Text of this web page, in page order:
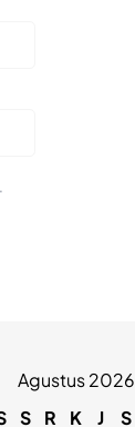
Agustus 2026
S R K J S